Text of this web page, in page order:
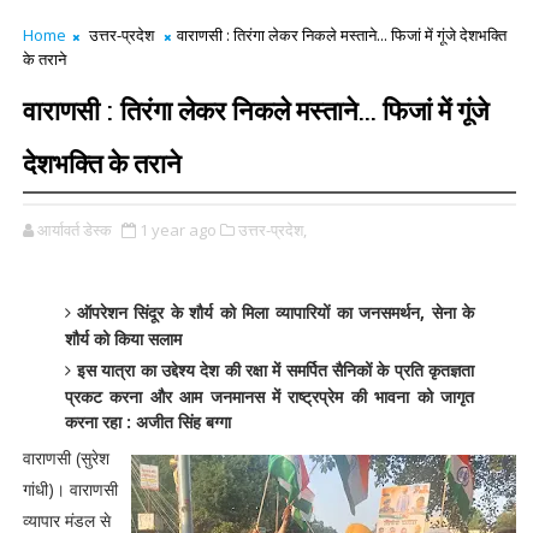
Home उत्तर-प्रदेश
वाराणसी : तिरंगा लेकर निकले मस्ताने... फिजां में गूंजे देशभक्ति
के तराने
वाराणसी : तिरंगा लेकर निकले मस्ताने... फिजां में गूंजे
देशभक्ति के तराने
आर्यावर्त डेस्क 1 year ago उत्तर-प्रदेश,
ऑपरेशन सिंदूर के शौर्य को मिला व्यापारियों का जनसमर्थन, सेना के
शौर्य को किया सलाम
इस यात्रा का उद्देश्य देश की रक्षा में समर्पित सैनिकों के प्रति कृतज्ञता
प्रकट करना और आम जनमानस में राष्ट्रप्रेम की भावना को जागृत
करना रहा : अजीत सिंह बग्गा
वाराणसी (सुरेश
गांधी)। वाराणसी
व्यापार मंडल से